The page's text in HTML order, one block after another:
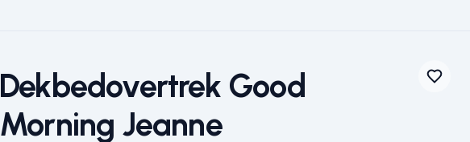
Dekbedovertrek Good
Morning Jeanne